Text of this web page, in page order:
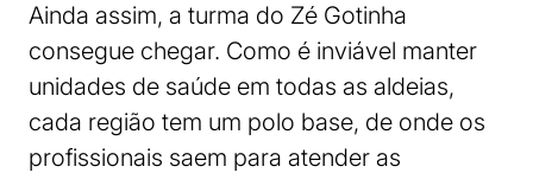
Ainda assim, a turma do Zé Gotinha
consegue chegar. Como é inviável manter
unidades de saúde em todas as aldeias,
cada região tem um polo base, de onde os
profissionais saem para atender as